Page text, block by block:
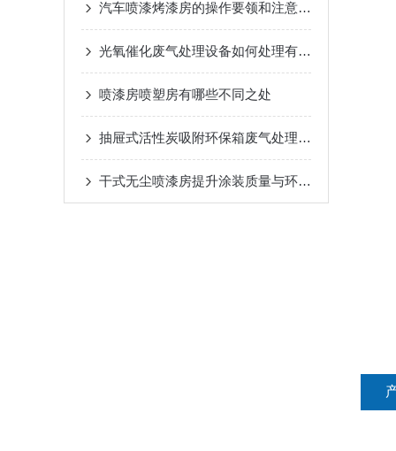
汽车喷漆烤漆房的操作要领和注意事项
光氧催化废气处理设备如何处理有机废气？
喷漆房喷塑房有哪些不同之处
抽屉式活性炭吸附环保箱废气处理设备特点
干式无尘喷漆房提升涂装质量与环境友好的良好技术